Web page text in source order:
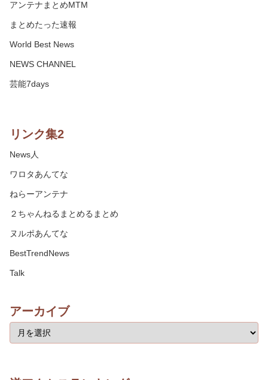
アンテナまとめMTM
まとめたった速報
World Best News
NEWS CHANNEL
芸能7days
リンク集2
News人
ワロタあんてな
ねらーアンテナ
２ちゃんねるまとめるまとめ
ヌルポあんてな
BestTrendNews
Talk
アーカイブ